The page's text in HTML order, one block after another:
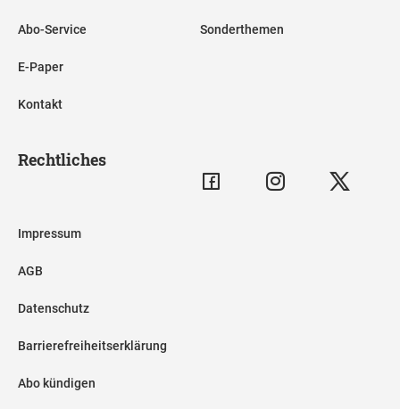
Abo-Service
E-Paper
Kontakt
Sonderthemen
Rechtliches
Impressum
AGB
Datenschutz
Barrierefreiheitserklärung
Abo kündigen